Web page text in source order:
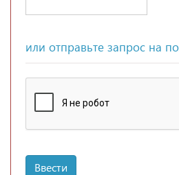
или отправьте запрос на
Ввести